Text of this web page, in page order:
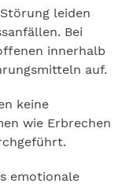
leiden
Bei
innerhalb
auf.
keine
wie Erbrechen
emotionale